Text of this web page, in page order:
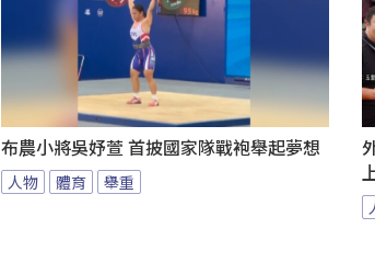
布農小將吳妤萱 首披國家隊戰袍舉起夢想
人物 體育 舉重